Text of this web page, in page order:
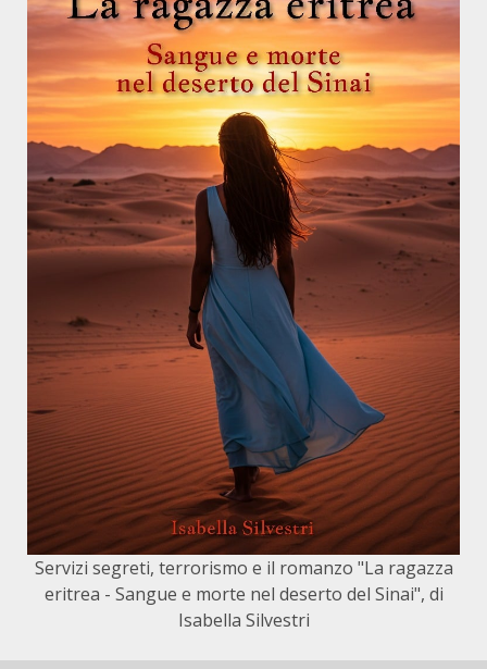
Servizi segreti, terrorismo e il romanzo "La ragazza
eritrea - Sangue e morte nel deserto del Sinai", di
Isabella Silvestri